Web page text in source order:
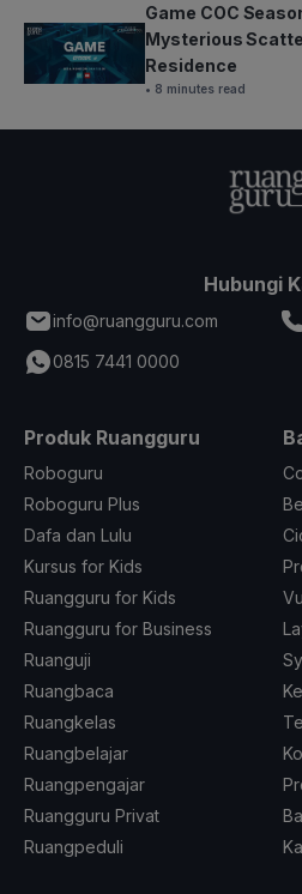
Game COC
Mysterious
Residence
• 8 minutes read
Hubungi
info@ruangguru.com
0815 7441 0000
Produk Ruangguru
Roboguru
Roboguru Plus
Dafa dan Lulu
Kursus for Kids
Ruangguru for Kids
Ruangguru for Business
Ruanguji
Ruangbaca
Ruangkelas
Ruangbelajar
Ruangpengajar
Ruangguru Privat
Ruangpeduli